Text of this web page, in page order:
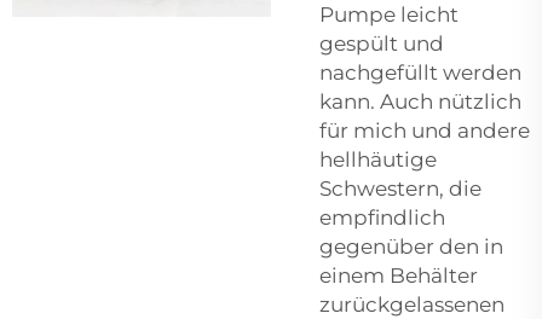
Pumpe leicht
gespült und
nachgefüllt werden
kann. Auch nützlich
für mich und andere
hellhäutige
Schwestern, die
empfindlich
gegenüber den in
einem Behälter
zurückgelassenen